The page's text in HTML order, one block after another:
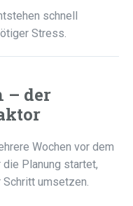
schnell
Stress.
– der
Wochen vor dem
Planung startet,
umsetzen.